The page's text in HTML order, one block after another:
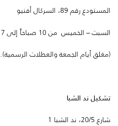
المستودع رقم 89، السركال أفنيو
السبت – الخميس من 10 صباحاً إلى 7 مساءً
(مغلق أيام الجمعة والعطلات الرسمية).
تشكيل ند الشبا
شارع 20/5، ند الشبا 1